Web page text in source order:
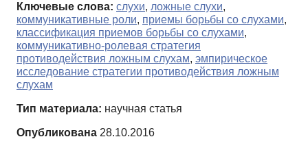
Ключевые слова: слухи, ложные слухи,
коммуникативные роли, приемы борьбы со слухами,
классификация приемов борьбы со слухами,
коммуникативно-ролевая стратегия
противодействия ложным слухам, эмпирическое
исследование стратегии противодействия ложным
слухам
Тип материала: научная статья
Опубликована 28.10.2016